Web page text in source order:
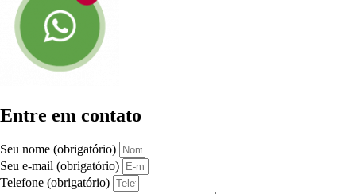
Entre em contato
Seu nome (obrigatório)
Seu e-mail (obrigatório)
Telefone (obrigatório)